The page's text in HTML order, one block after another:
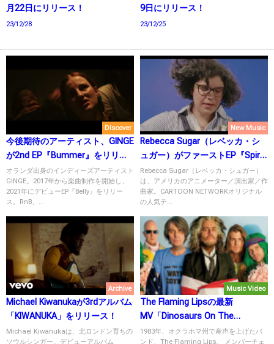
月22日にリリース！
23/12/28
9日にリリース！
23/12/25
Discover
今後期待のアーティスト、GINGE
が2nd EP『Bummer』をリリー
ス！
オランダ出身のインディーズアーティスト
GINGE。2017年から楽曲制作を開始し、
2021年にデビューEP『Belly』をリリー
ス。RnB、...
New Music
Rebecca Sugar（レベッカ・シ
ュガー）がファーストEP『Spiral
Bound』を11月3日にリリース！
Rebecca Sugar（レベッカ・シュガー）
は、アメリカのアニメーター／演出家／作
曲家。CARTOON NETWORKオリジナル
の人気テ...
Archive
Michael Kiwanukaが3rdアルバム
「KIWANUKA」をリリース！
Michael Kiwanukaは、北ロンドン育ちの
ソウルシンガー。デビューアルバム
Music Video
The Flaming Lipsの最新
MV「Dinosaurs On The
Mountain」公開！通算21枚目の
1983年、オクラホマ州で産声を上げたバ
ンド、The Flaming Lips。 メンバーチェ